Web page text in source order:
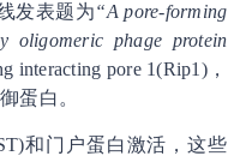
发表题为“A pore-forming
oligomeric phage protein
pore 1(Rip1)，
蛋白。
和门户蛋白激活，这些